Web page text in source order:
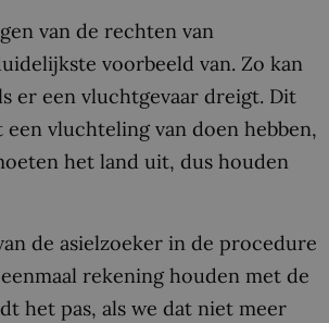
van de rechten van
voorbeeld van. Zo kan
er een vluchtgevaar dreigt. Dit
vluchteling van doen hebben,
het land uit, dus houden
de asielzoeker in de procedure
rekening houden met de
het pas, als we dat niet meer